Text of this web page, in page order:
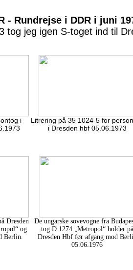
- Rundrejse i DDR i juni
tog jeg igen S-toget ind til
i
Litrering på 35 1024-5 for
i Dresden hbf 05.06.1973
Dresden
og
Berlin.
De ungarske sovevogne fra
tog D 1274 „Metropol“ holder på
Dresden Hbf før afgang mod
05.06.1976